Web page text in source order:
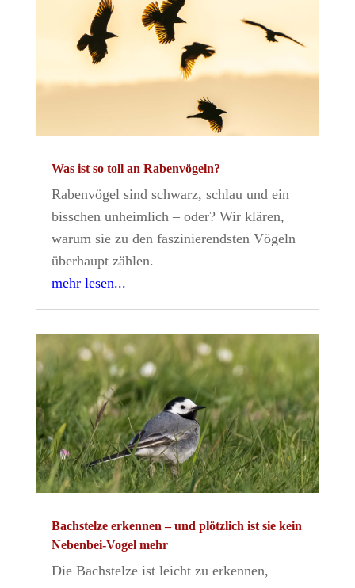
Was ist so toll an Rabenvögeln?
Rabenvögel sind schwarz, schlau und ein
bisschen unheimlich – oder? Wir klären,
warum sie zu den faszinierendsten Vögeln
überhaupt zählen.
mehr lesen...
Bachstelze erkennen – und plötzlich ist sie kein
Nebenbei-Vogel mehr
Die Bachstelze ist leicht zu erkennen,